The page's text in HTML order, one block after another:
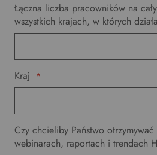
Łączna liczba pracowników na
wszystkich krajach, w których
Kraj *
Czy chcieliby Państwo
webinarach, raportach i trendach